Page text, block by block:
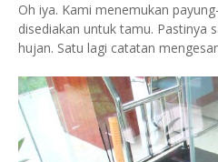
Oh iya. Kami menemukan
disediakan untuk tamu. Pastinya
hujan. Satu lagi catatan